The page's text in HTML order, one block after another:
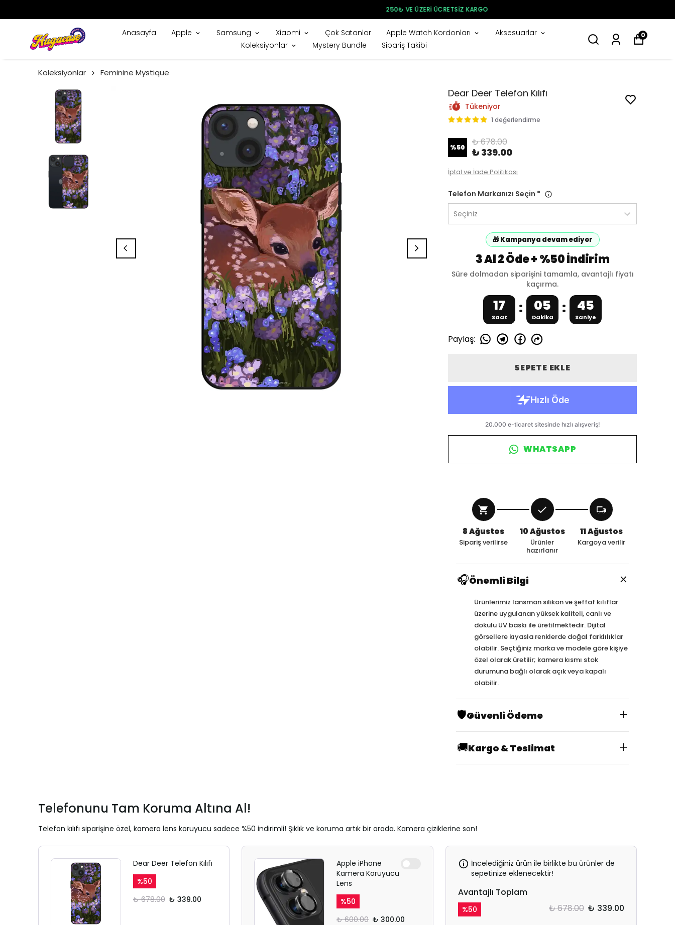
250₺ VE ÜZERI ÜCRETSIZ KARGO
Anasayfa Apple Samsung Xiaomi Çok Satanlar Apple Watch Kordonları
Aksesuarlar
Koleksiyonlar
Mystery Bundle Sipariş Takibi
0
Koleksiyonlar Feminine Mystique
Dear Deer Telefon Kılıfı
Tükeniyor
1 değerlendirme
%50 ₺ 678.00
₺ 339.00
İptal ve İade Politikası
Telefon Markanızı Seçin *
Seçiniz
🎁 Kampanya devam ediyor
3 Al 2 Öde + %50 İndirim
Süre dolmadan siparişini tamamla, avantajlı fiyatı
kaçırma.
17
Saat
: 05
Dakika
: 45
Saniye
Paylaş:
SEPETE EKLE
WHATSAPP
8 Ağustos
Sipariş verilirse
10 Ağustos
Ürünler
hazırlanır
11 Ağustos
Kargoya verilir
🎧Önemli Bilgi ×
Ürünlerimiz lansman silikon ve şeffaf kılıflar
üzerine uygulanan yüksek kaliteli, canlı ve
dokulu UV baskı ile üretilmektedir. Dijital
görsellere kıyasla renklerde doğal farklılıklar
olabilir. Seçtiğiniz marka ve modele göre kişiye
özel olarak üretilir; kamera kısmı stok
durumuna bağlı olarak açık veya kapalı
olabilir.
🛡️Güvenli Ödeme +
🚚Kargo & Teslimat +
Telefonunu Tam Koruma Altına Al!
Telefon kılıfı siparişine özel, kamera lens koruyucu sadece %50 indirimli! Şıklık ve koruma artık bir arada. Kamera çiziklerine son!
Dear Deer Telefon Kılıfı
%50
₺ 678.00 ₺ 339.00
Apple iPhone
Kamera Koruyucu
Lens
%50
₺ 600.00 ₺ 300.00
İncelediğiniz ürün ile birlikte bu ürünler de
sepetinize eklenecektir!
Avantajlı Toplam
%50 ₺ 678.00 ₺ 339.00